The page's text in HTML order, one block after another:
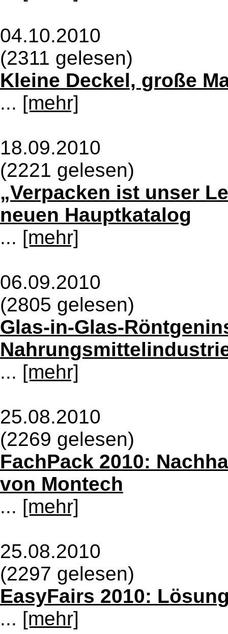
04.10.2010
(2311 gelesen)
Kleine Deckel, große
... [mehr]
18.09.2010
(2221 gelesen)
„Verpacken ist unser
neuen Hauptkatalog
... [mehr]
06.09.2010
(2805 gelesen)
Glas-in-Glas-
... [mehr]
25.08.2010
(2269 gelesen)
FachPack 2010:
von Montech
... [mehr]
25.08.2010
(2297 gelesen)
EasyFairs 2010:
... [mehr]